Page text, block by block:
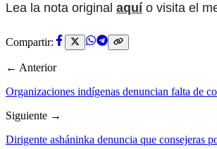
Lea la nota original aquí o visita el
Compartir:
← Anterior
Organizaciones indígenas denuncian falta de
Siguiente →
Dirigente asháninka denuncia que consejeras